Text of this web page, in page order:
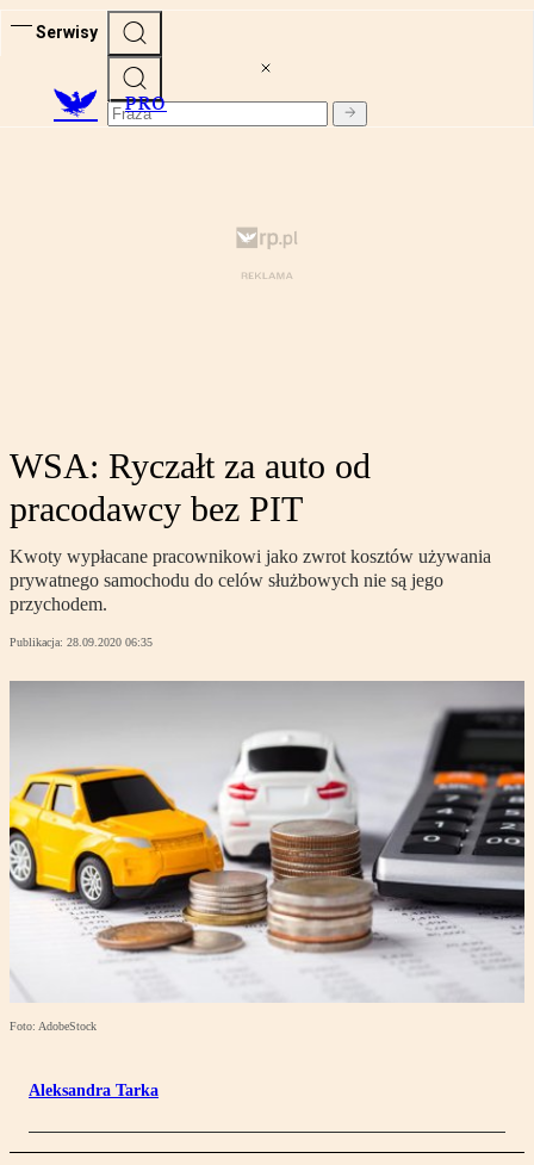
Serwisy
PRO
WSA: Ryczałt za auto od
pracodawcy bez PIT
Kwoty wypłacane pracownikowi jako zwrot kosztów używania
prywatnego samochodu do celów służbowych nie są jego
przychodem.
Publikacja: 28.09.2020 06:35
Foto: AdobeStock
Aleksandra Tarka